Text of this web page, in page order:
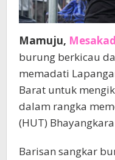
Mamuju,
burung berkicau
memadati
Barat untuk
dalam rangka
(HUT)
Barisan sangkar